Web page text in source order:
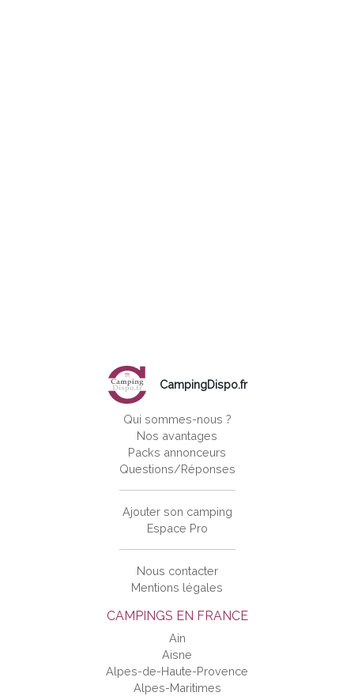
CAMPINGS EN FRANCE
Ain
Aisne
Alpes-de-Haute-Provence
Alpes-Maritimes
CampingDispo.fr
Qui sommes-nous ?
Nos avantages
Packs annonceurs
Questions/Réponses
Ajouter son camping
Espace Pro
Nous contacter
Mentions légales